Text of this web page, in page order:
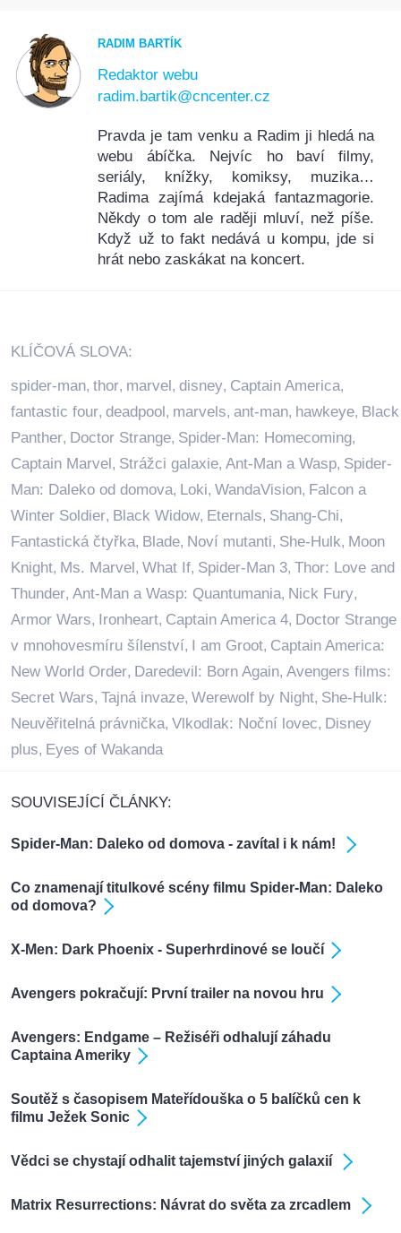
RADIM BARTÍK
Redaktor webu
radim.bartik@cncenter.cz
Pravda je tam venku a Radim ji hledá na
webu ábíčka. Nejvíc ho baví filmy,
seriály, knížky, komiksy, muzika…
Radima zajímá kdejaká fantazmagorie.
Někdy o tom ale raději mluví, než píše.
Když už to fakt nedává u kompu, jde si
hrát nebo zaskákat na koncert.
KLÍČOVÁ SLOVA:
spider-man, thor, marvel, disney, Captain America,
fantastic four, deadpool, marvels, ant-man, hawkeye, Black
Panther, Doctor Strange, Spider-Man: Homecoming,
Captain Marvel, Strážci galaxie, Ant-Man a Wasp, Spider-
Man: Daleko od domova, Loki, WandaVision, Falcon a
Winter Soldier, Black Widow, Eternals, Shang-Chi,
Fantastická čtyřka, Blade, Noví mutanti, She-Hulk, Moon
Knight, Ms. Marvel, What If, Spider-Man 3, Thor: Love and
Thunder, Ant-Man a Wasp: Quantumania, Nick Fury,
Armor Wars, Ironheart, Captain America 4, Doctor Strange
v mnohovesmíru šílenství, I am Groot, Captain America:
New World Order, Daredevil: Born Again, Avengers films:
Secret Wars, Tajná invaze, Werewolf by Night, She-Hulk:
Neuvěřitelná právnička, Vlkodlak: Noční lovec, Disney
plus, Eyes of Wakanda
SOUVISEJÍCÍ ČLÁNKY:
Spider-Man: Daleko od domova - zavítal i k nám!
Co znamenají titulkové scény filmu Spider-Man: Daleko
od domova?
X-Men: Dark Phoenix - Superhrdinové se loučí
Avengers pokračují: První trailer na novou hru
Avengers: Endgame – Režiséři odhalují záhadu
Captaina Ameriky
Soutěž s časopisem Mateřídouška o 5 balíčků cen k
filmu Ježek Sonic
Vědci se chystají odhalit tajemství jiných galaxií
Matrix Resurrections: Návrat do světa za zrcadlem